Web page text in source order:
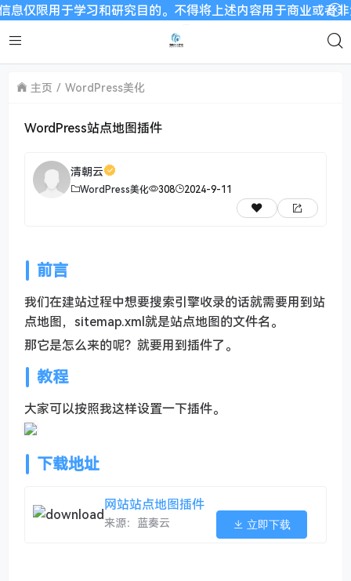
仅限用于学习和研究目的。不得将上述内容用于商业或者
主页 WordPress美化
WordPress站点地图插件
清朝云
WordPress美化 308 2024-9-11
前言
我们在建站过程中想要搜索引擎收录的话就需要用到站
点地图，sitemap.xml就是站点地图的文件名。
那它是怎么来的呢？就要用到插件了。
教程
大家可以按照我这样设置一下插件。
下载地址
网站站点地图插件
来源：蓝奏云 立即下载